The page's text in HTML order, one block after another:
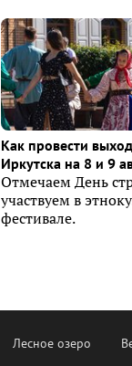
Как провести
Иркутска на 8 и 9
Отмечаем День
участвуем в
фестивале.
Лесное озеро